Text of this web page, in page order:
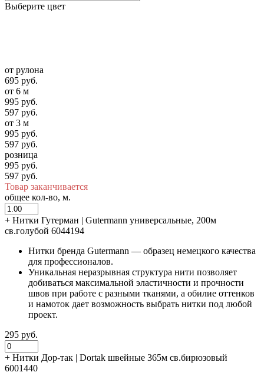
Выберите цвет
от рулона
695 руб.
от 6 м
995 руб.
597 руб.
от 3 м
995 руб.
597 руб.
розница
995 руб.
597 руб.
Товар заканчивается
общее кол-во, м.
+ Нитки Гутерман | Gutermann универсальные, 200м
св.голубой 6044194
Нитки бренда Gutermann — образец немецкого качества
для профессионалов.
Уникальная неразрывная структура нити позволяет
добиваться максимальной эластичности и прочности
швов при работе с разными тканями, а обилие оттенков
и намоток дает возможность выбрать нитки под любой
проект.
295 руб.
+ Нитки Дор-так | Dortak швейные 365м св.бирюзовый
6001440